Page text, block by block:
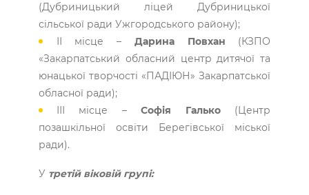
(Дубриницький ліцей Дубриницької
сільської ради Ужгородського району);
ІІ місце – Дарина Повхан (КЗПО
«Закарпатський обласний центр дитячої та
юнацької творчості «ПАДІЮН» Закарпатської
обласної ради);
ІІІ місце –Софія Галько(Центр
позашкільної освіти Берегівської міської
ради).
У третій віковій групі: